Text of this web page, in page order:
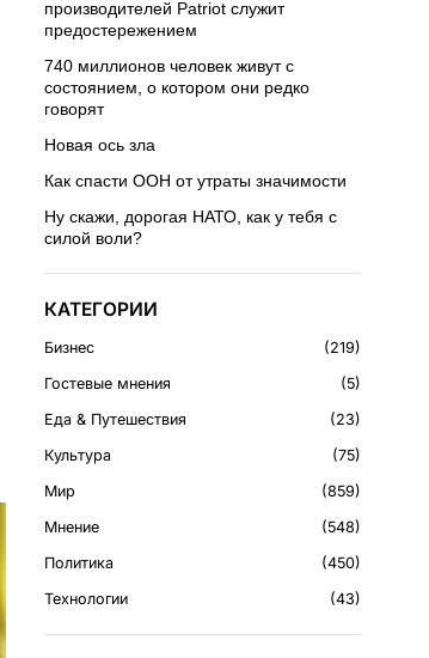
производителей Patriot служит
предостережением
740 миллионов человек живут с
состоянием, о котором они редко
говорят
Новая ось зла
Как спасти ООН от утраты значимости
Ну скажи, дорогая НАТО, как у тебя с
силой воли?
КАТЕГОРИИ
Бизнес
219
Гостевые мнения
5
Еда & Путешествия
23
Культура
75
Мир
859
Мнение
548
Политика
450
Технологии
43